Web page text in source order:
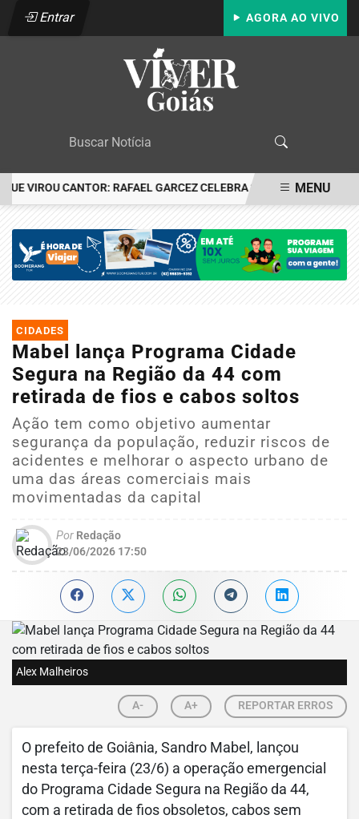
Entrar AGORA AO VIVO
VIROU CANTOR: RAFAEL GARCEZ CELEBRA 24 ANOS COM FESTA
MENU
CIDADES
Mabel lança Programa Cidade
Segura na Região da 44 com
retirada de fios e cabos soltos
Ação tem como objetivo aumentar
segurança da população, reduzir riscos de
acidentes e melhorar o aspecto urbano de
uma das áreas comerciais mais
movimentadas da capital
Por Redação
23/06/2026 17:50
Alex Malheiros
A- A+ REPORTAR ERROS
O prefeito de Goiânia, Sandro Mabel, lançou
nesta terça-feira (23/6) a operação emergencial
do Programa Cidade Segura na Região da 44,
com a retirada de fios obsoletos, cabos sem